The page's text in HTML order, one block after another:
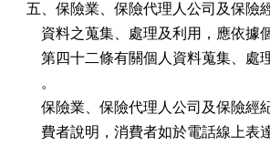
五、保險業、保險代理人公司及保險
資料之蒐集、處理及利用，應依
第四十二條有關個人資料蒐集、
    。
保險業、保險代理人公司及保險
費者說明，消費者如於電話線上